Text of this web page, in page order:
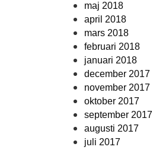
maj 2018
april 2018
mars 2018
februari 2018
januari 2018
december 2017
november 2017
oktober 2017
september 2017
augusti 2017
juli 2017